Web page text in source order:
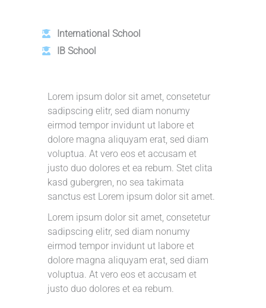
International School
IB School
Lorem ipsum dolor sit amet, consetetur
sadipscing elitr, sed diam nonumy
eirmod tempor invidunt ut labore et
dolore magna aliquyam erat, sed diam
voluptua. At vero eos et accusam et
justo duo dolores et ea rebum. Stet clita
kasd gubergren, no sea takimata
sanctus est Lorem ipsum dolor sit amet.
Lorem ipsum dolor sit amet, consetetur
sadipscing elitr, sed diam nonumy
eirmod tempor invidunt ut labore et
dolore magna aliquyam erat, sed diam
voluptua. At vero eos et accusam et
justo duo dolores et ea rebum.